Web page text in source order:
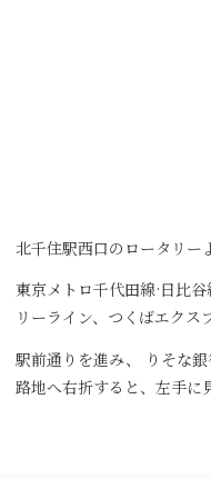
北千住駅西口のロータリー
東京メトロ千代田線·日比
リーライン、つくばエクス
駅前通りを進み、 りそな
路地へ右折すると、左手に